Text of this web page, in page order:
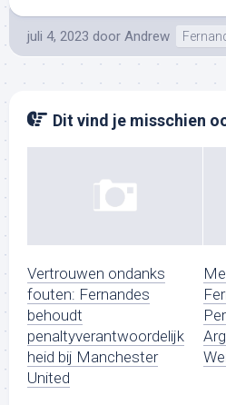
juli 4, 2023 door Andrew
Dit vind je misschien
Vertrouwen ondanks
fouten: Fernandes
behoudt
penaltyverantwoordelijk
heid bij Manchester
United